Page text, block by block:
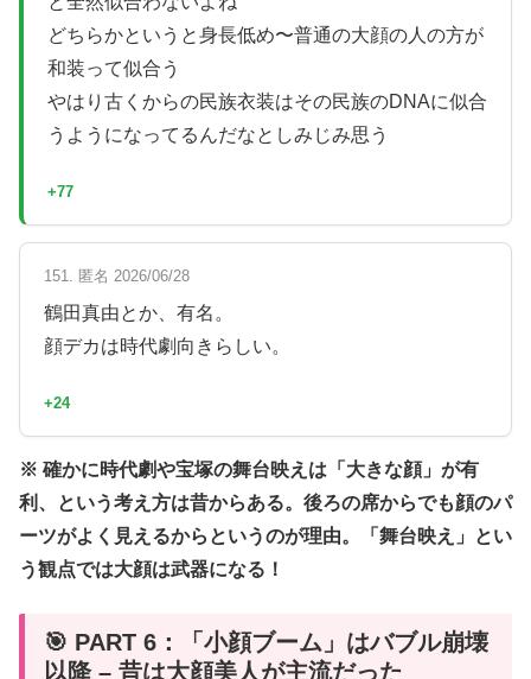
どちらかというと身長低め〜普通の大顔の人の方が
和装って似合う
やはり古くからの民族衣装はその民族のDNAに似合
うようになってるんだなとしみじみ思う
+77
151. 匿名 2026/06/28
鶴田真由とか、有名。
顔デカは時代劇向きらしい。
+24
※ 確かに時代劇や宝塚の舞台映えは「大きな顔」が有
利、という考え方は昔からある。後ろの席からでも顔のパ
ーツがよく見えるからというのが理由。「舞台映え」とい
う観点では大顔は武器になる！
🎯 PART 6：「小顔ブーム」はバブル崩壊
以降 – 昔は大顔美人が主流だった